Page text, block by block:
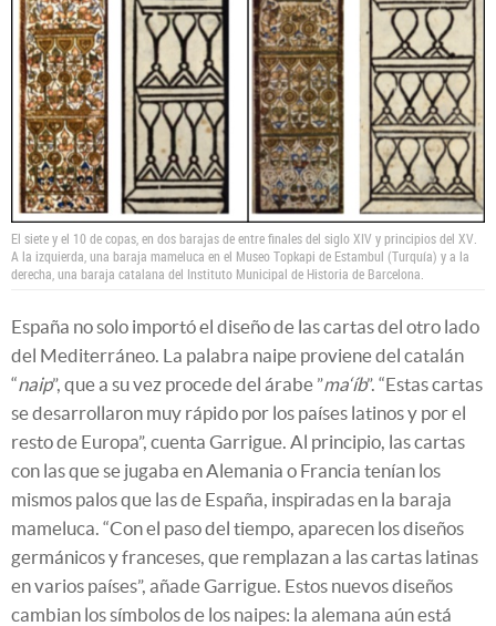
El siete y el 10 de copas, en dos barajas de entre finales del siglo XIV y principios del XV.
A la izquierda, una baraja mameluca en el Museo Topkapi de Estambul (Turquía) y a la
derecha, una baraja catalana del Instituto Municipal de Historia de Barcelona.
España no solo importó el diseño de las cartas del otro lado
del Mediterráneo. La palabra naipe proviene del catalán
“naip”, que a su vez procede del árabe ”ma‘íb”. “Estas cartas
se desarrollaron muy rápido por los países latinos y por el
resto de Europa”, cuenta Garrigue. Al principio, las cartas
con las que se jugaba en Alemania o Francia tenían los
mismos palos que las de España, inspiradas en la baraja
mameluca. “Con el paso del tiempo, aparecen los diseños
germánicos y franceses, que remplazan a las cartas latinas
en varios países”, añade Garrigue. Estos nuevos diseños
cambian los símbolos de los naipes: la alemana aún está